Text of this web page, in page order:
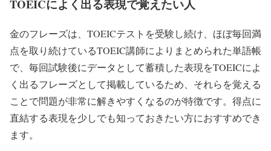
TOEICによく出る表現で覚えたい人
金のフレーズは、TOEICテストを受験し続け、ほぼ毎回満
点を取り続けているTOEIC講師によりまとめられた単語帳
で、毎回試験後にデータとして蓄積した表現をTOEICによ
く出るフレーズとして掲載しているため、それらを覚える
ことで問題が非常に解きやすくなるのが特徴です。得点に
直結する表現を少しでも知っておきたい方におすすめでき
ます。